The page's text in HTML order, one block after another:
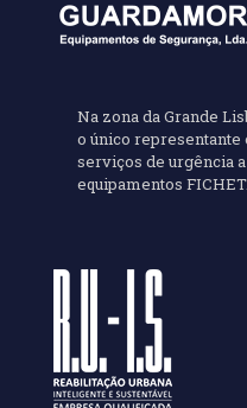
Na zona da Grande
o único representante
serviços de urgência
equipamentos FICHET.